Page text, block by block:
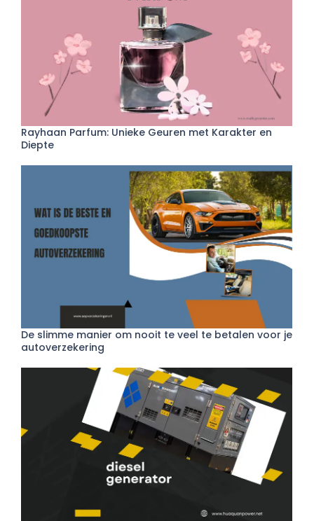
Rayhaan Parfum: Unieke Geuren met Karakter en
Diepte
De slimme manier om nooit te veel te betalen voor je
autoverzekering